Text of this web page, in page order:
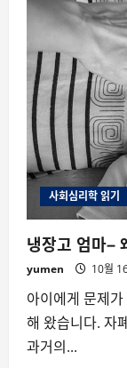
사회심리학 읽기
냉장고 엄마–
yumen 10월
아이에게 문제
해 왔습니다. 자
과거의...